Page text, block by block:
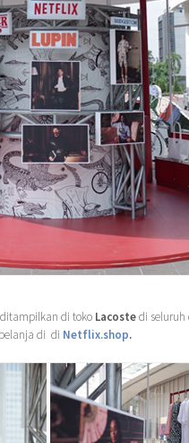
di toko Lacostedi
di di Netflix.shop.